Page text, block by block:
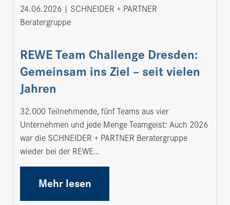
24.06.2026
SCHNEIDER + PARTNER
Beratergruppe
REWE Team Challenge Dresden:
Gemeinsam ins Ziel – seit vielen
Jahren
32.000 Teilnehmende, fünf Teams aus vier
Unternehmen und jede Menge Teamgeist: Auch 2026
war die SCHNEIDER + PARTNER Beratergruppe
wieder bei der REWE…
Mehr lesen